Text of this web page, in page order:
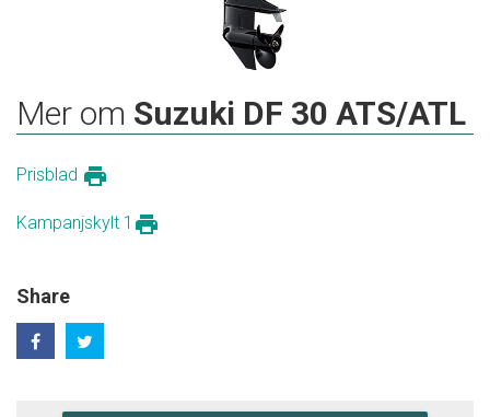
Mer om Suzuki DF 30 ATS/ATL
Prisblad print
Kampanjskylt 1 print
Share